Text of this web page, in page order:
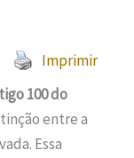
Imprimir
100 do
entre a
Essa